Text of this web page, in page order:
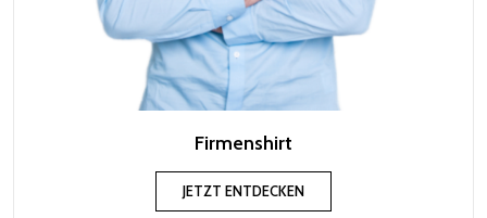
Firmenshirt
JETZT ENTDECKEN